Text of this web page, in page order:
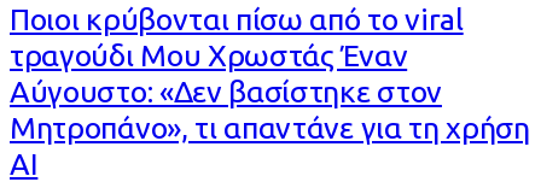
Ποιοι κρύβονται πίσω από το viral
τραγούδι Μου Χρωστάς Έναν
Αύγουστο: «Δεν βασίστηκε στον
Μητροπάνο», τι απαντάνε για τη χρήση
AI